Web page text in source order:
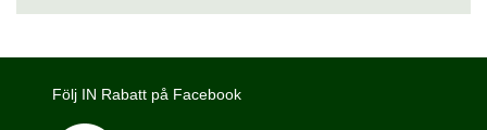
Följ IN Rabatt på Facebook